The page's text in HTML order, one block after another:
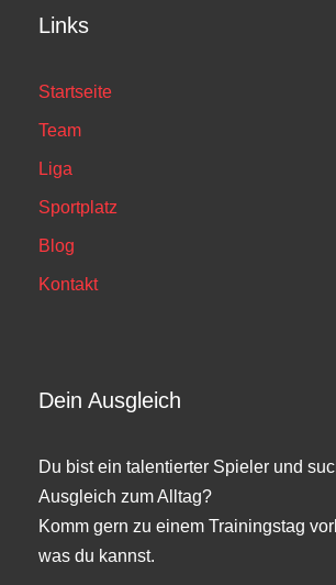
Links
Startseite
Team
Liga
Sportplatz
Blog
Kontakt
Dein Ausgleich
Du bist ein talentierter Spieler und
Ausgleich zum Alltag?
Komm gern zu einem Trainingstag
was du kannst.